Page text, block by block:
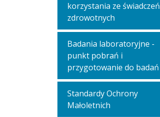
korzystania ze świadczeń
zdrowotnych
Badania laboratoryjne -
punkt pobrań i
przygotowanie do badań
Standardy Ochrony
Małoletnich